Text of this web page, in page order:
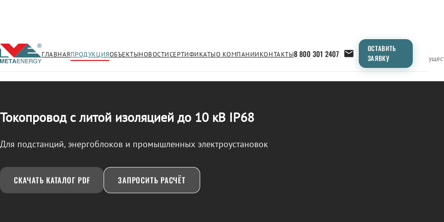
ГЛАВНАЯПРОДУКЦИЯОБЪЕКТЫНОВОСТИСЕРТИФИКАТЫО КОМПАНИИКОНТАКТЫ8 800 301 2407
ОСТАВИТЬ
ЗАЯВКУ
← Продукция/ТОКОПРОВОД Применение Продукция ТипоразмерыСравнение
Токопровод с литой изоляцией до 10 кВ IP68
Для подстанций, энергоблоков и промышленных электроустановок
СКАЧАТЬ КАТАЛОГ PDF ЗАПРОСИТЬ РАСЧЁТ